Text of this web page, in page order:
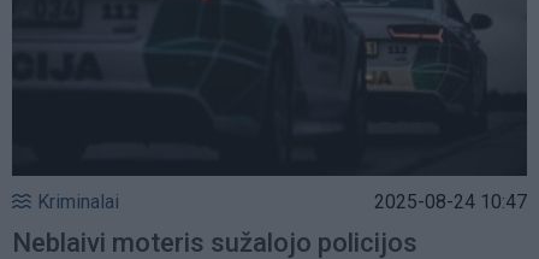
Kriminalai 2025-08-24 10:47
Neblaivi moteris sužalojo policijos